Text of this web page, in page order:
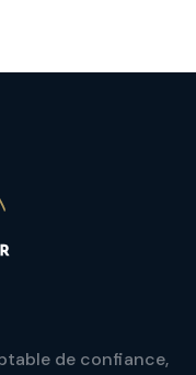
de confiance,